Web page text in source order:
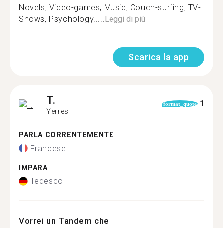
Novels, Video-games, Music, Couch-surfing, TV-
Shows, Psychology.....Leggi di più
Scarica la app
T.
Yerres
format_quote 1
PARLA CORRENTEMENTE
Francese
IMPARA
Tedesco
Vorrei un Tandem che